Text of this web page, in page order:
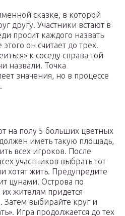
сказке, в которой
другу. Участники встают в
просит каждого назвать
он считает до трех.
к соседу справа той
назвали. Точка
значения, но в процессе
на полу 5 больших цветных
иметь такую площадь,
всех игроков. После
участников выбрать тот
хотят жить. Предупредите
цунами. Острова по
их жителям придется
Затем выбирайте круг и
Игра продолжается до тех